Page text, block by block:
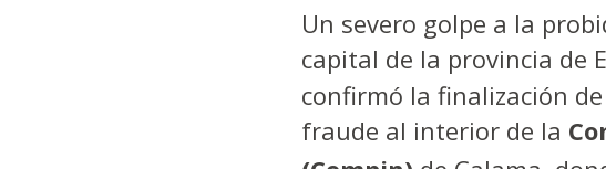
Un severo golpe a la
capital de la provincia de
confirmó la finalización
fraude al interior de la